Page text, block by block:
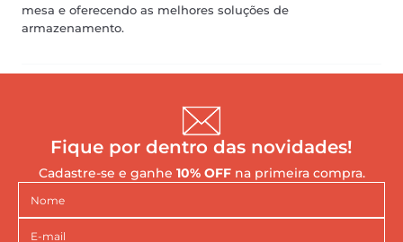
mesa e oferecendo as melhores soluções de
armazenamento.
Fique por dentro das novidades!
Cadastre-se e ganhe 10% OFFna primeira compra.